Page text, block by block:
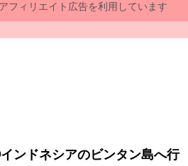
フィリエイト広告を利用しています
ンドネシアのビンタン島へ行